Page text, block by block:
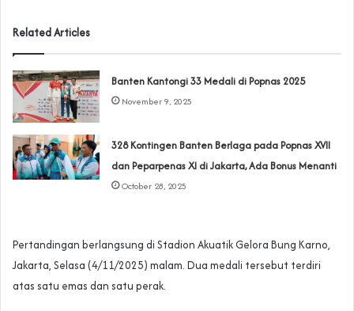
Related Articles
Banten Kantongi 33 Medali di Popnas 2025
November 9, 2025
328 Kontingen Banten Berlaga pada Popnas XVII
dan Peparpenas XI di Jakarta‎, Ada Bonus Menanti
October 28, 2025
Pertandingan berlangsung di Stadion Akuatik Gelora Bung Karno,
Jakarta, Selasa (4/11/2025) malam. Dua medali tersebut terdiri
atas satu emas dan satu perak.